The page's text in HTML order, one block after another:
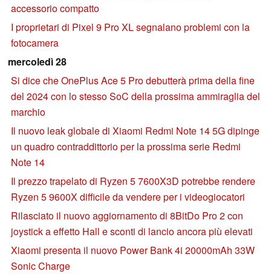
accessorio compatto
I proprietari di Pixel 9 Pro XL segnalano problemi con la
fotocamera
mercoledì 28
Si dice che OnePlus Ace 5 Pro debutterà prima della fine
del 2024 con lo stesso SoC della prossima ammiraglia del
marchio
Il nuovo leak globale di Xiaomi Redmi Note 14 5G dipinge
un quadro contraddittorio per la prossima serie Redmi
Note 14
Il prezzo trapelato di Ryzen 5 7600X3D potrebbe rendere
Ryzen 5 9600X difficile da vendere per i videogiocatori
Rilasciato il nuovo aggiornamento di 8BitDo Pro 2 con
joystick a effetto Hall e sconti di lancio ancora più elevati
Xiaomi presenta il nuovo Power Bank 4i 20000mAh 33W
Sonic Charge